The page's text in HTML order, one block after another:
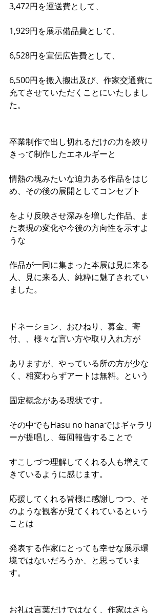
3,472円を運送費として、
1,929円を展示備品費として、
6,528円を宣伝広告費として、
6,500円を搬入搬出及び、作家交通費に
充てさせていただくことにいたしまし
た。
卒業制作で出し切れるだけの力を絞り
きって制作したエネルギーと
情熱の塊みたいな迫力ある作品をはじ
め、その後の展開としてコンセプト
をより反映させ深みを増した作品、ま
た表現の変化や今後の方向性を示すよ
うな
作品が一同に集まった本展は見に来る
人、見に来る人、純粋に魅了されてい
ました。
ドネーション、おひねり、募金、寄
付、、様々な言い方や取り入れ方が
ありますが、やっている所の方が少な
く、相変わらずアートは無料。という
固定概念がある現状です。
その中でもHasu no hanaではギャラリ
ーが提唱し、毎回報告することで
すこしづつ理解してくれる人も増えて
きているように感じます。
応援してくれる皆様に感謝しつつ、そ
のような観客が見てくれているという
ことは
発表する作家にとっても幸せな展示環
境ではないだろうか、と思っていま
す。
お礼は言葉だけではなく、作家はさら